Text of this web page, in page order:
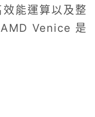
能運算以及整
Venice 是